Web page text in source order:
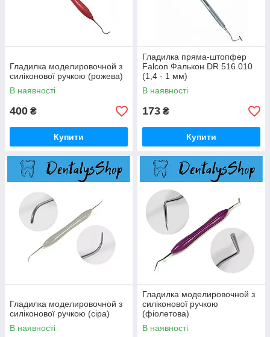
Гладилка моделировочной з
силіконової ручкою (рожева)
В наявності
400 ₴
Купити
Гладилка пряма-штопфер
Falcon Фалькон DR.516.010
(1,4 - 1 мм)
В наявності
173 ₴
Купити
Гладилка моделировочной з
силіконової ручкою (сіра)
В наявності
Гладилка моделировочной з
силіконової ручкою
(фіолетова)
В наявності